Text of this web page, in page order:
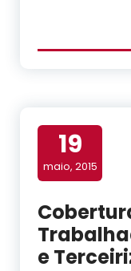
19
maio, 2015
e